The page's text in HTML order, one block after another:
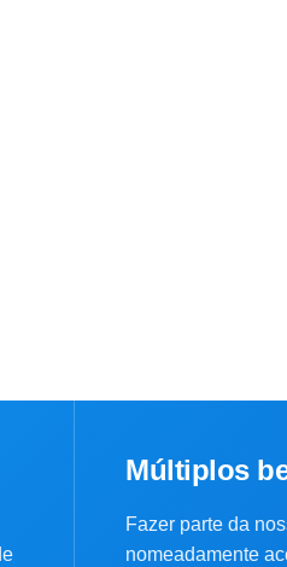
Múltiplos
Fazer parte da
nomeadamente